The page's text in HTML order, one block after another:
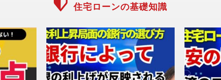
住宅ローンの基礎知識